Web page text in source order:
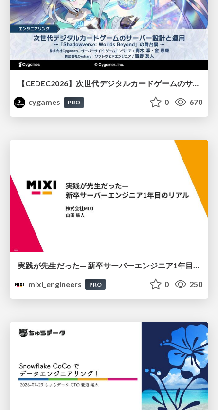
【CEDEC2026】次世代デジタルカードゲームのサーバー設計と運用 〜『Shadowverse: Worlds Beyond』の舞台裏～
cygames
PRO 0 670
mixi_engineers
PRO 0 250